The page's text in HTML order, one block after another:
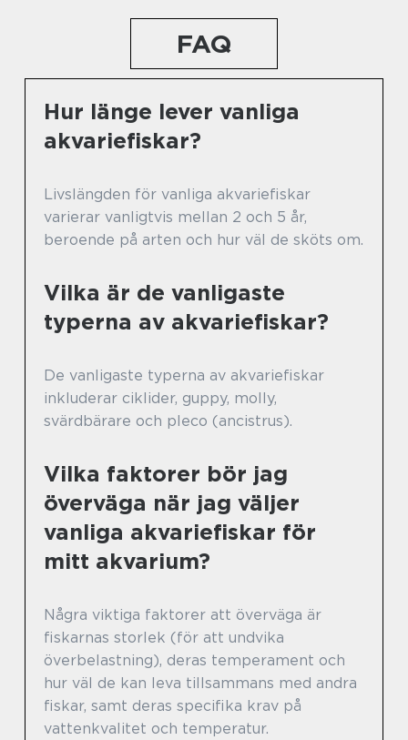
FAQ
Hur länge lever vanliga
akvariefiskar?
Livslängden för vanliga akvariefiskar
varierar vanligtvis mellan 2 och 5 år,
beroende på arten och hur väl de sköts om.
Vilka är de vanligaste
typerna av akvariefiskar?
De vanligaste typerna av akvariefiskar
inkluderar ciklider, guppy, molly,
svärdbärare och pleco (ancistrus).
Vilka faktorer bör jag
överväga när jag väljer
vanliga akvariefiskar för
mitt akvarium?
Några viktiga faktorer att överväga är
fiskarnas storlek (för att undvika
överbelastning), deras temperament och
hur väl de kan leva tillsammans med andra
fiskar, samt deras specifika krav på
vattenkvalitet och temperatur.